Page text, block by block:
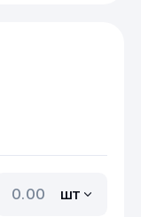
шт